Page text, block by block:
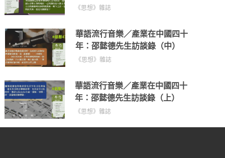
《思想》雜誌
華語流行音樂／產業在中國四十
年：邵懿德先生訪談錄（中）
《思想》雜誌
華語流行音樂／產業在中國四十
年：邵懿德先生訪談錄（上）
《思想》雜誌